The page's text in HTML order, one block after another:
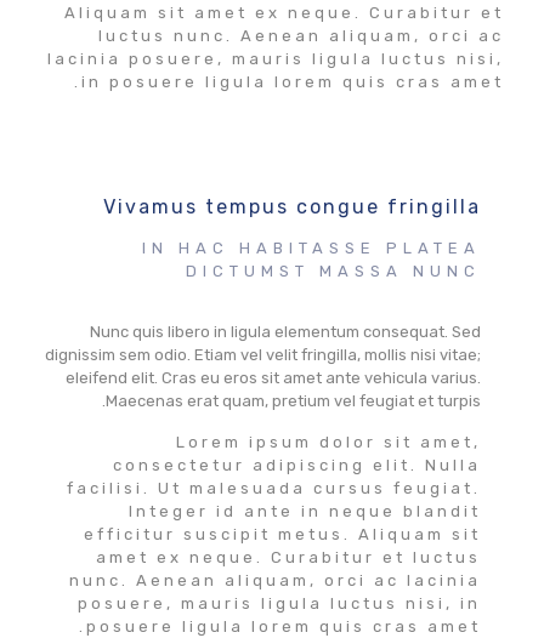
Aliquam sit amet ex neque. Curabitur et
luctus nunc. Aenean aliquam, orci ac
lacinia posuere, mauris ligula luctus nisi,
in posuere ligula lorem quis cras amet.
Vivamus tempus congue fringilla
IN HAC HABITASSE PLATEA
DICTUMST MASSA NUNC
Nunc quis libero in ligula elementum consequat. Sed
dignissim sem odio. Etiam vel velit fringilla, mollis nisi vitae;
eleifend elit. Cras eu eros sit amet ante vehicula varius.
Maecenas erat quam, pretium vel feugiat et turpis.
Lorem ipsum dolor sit amet,
consectetur adipiscing elit. Nulla
facilisi. Ut malesuada cursus feugiat.
Integer id ante in neque blandit
efficitur suscipit metus. Aliquam sit
amet ex neque. Curabitur et luctus
nunc. Aenean aliquam, orci ac lacinia
posuere, mauris ligula luctus nisi, in
posuere ligula lorem quis cras amet.